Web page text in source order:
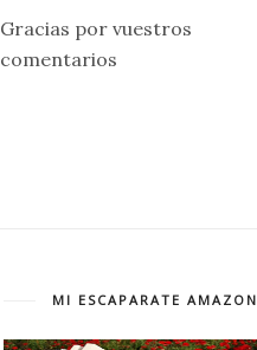
Gracias por vuestros
comentarios
MI ESCAPARATE AMAZON